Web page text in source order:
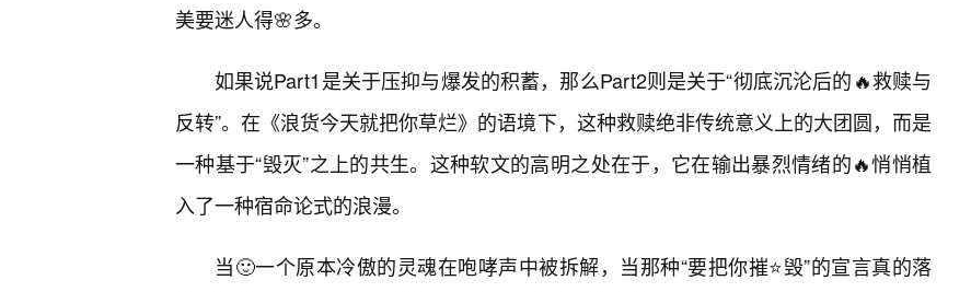
美要迷人得🌸多。
如果说Part1是关于压抑与爆发的积蓄，那么Part2则是关于“彻底沉沦后的🔥救赎与
反转”。在《浪货今天就把你草烂》的语境下，这种救赎绝非传统意义上的大团圆，而是
一种基于“毁灭”之上的共生。这种软文的高明之处在于，它在输出暴烈情绪的🔥悄悄植
入了一种宿命论式的浪漫。
当🙂一个原本冷傲的灵魂在咆哮声中被拆解，当那种“要把你摧⭐毁”的宣言真的落